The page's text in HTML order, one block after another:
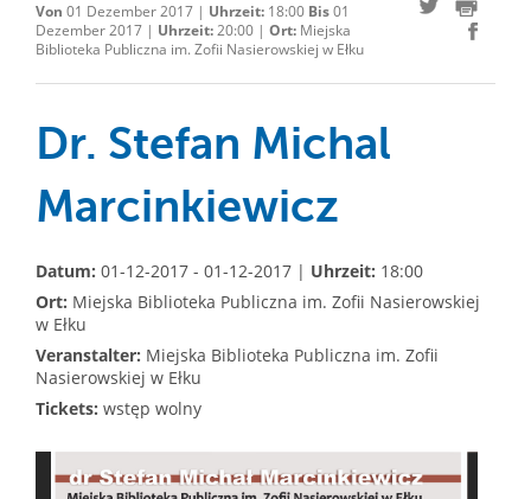
Von 01 Dezember 2017 | Uhrzeit: 18:00 Bis01
Dezember 2017 | Uhrzeit:20:00 | Ort: Miejska
Biblioteka Publiczna im. Zofii Nasierowskiej w Ełku
Dr. Stefan Michal
Marcinkiewicz
Datum: 01-12-2017 - 01-12-2017 | Uhrzeit: 18:00
Ort: Miejska Biblioteka Publiczna im. Zofii Nasierowskiej
w Ełku
Veranstalter: Miejska Biblioteka Publiczna im. Zofii
Nasierowskiej w Ełku
Tickets: wstęp wolny